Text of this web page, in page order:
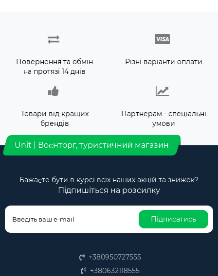
Повернення та обмін
на протязі 14 днів
Різні варіанти оплати
Товари від кращих
брендів
Партнерам - спеціальні
умови
Unit | Воєнторг, туристичний магазин
Бажаєте бути в курсі всіх наших акцій та знижок?
Підпишіться на розсилку
Підписатись
+380950727555
+380632118555